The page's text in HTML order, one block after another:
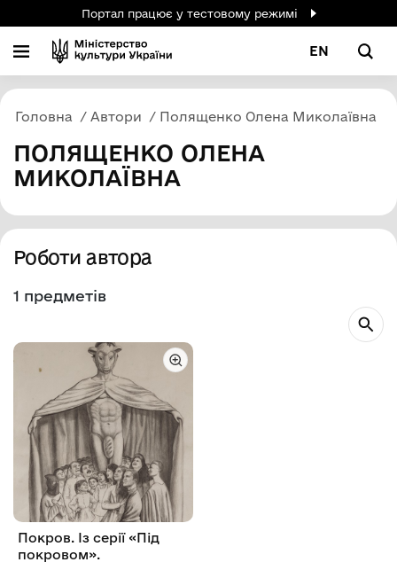
Портал працює у тестовому режимі
EN
Головна Автори Полященко Олена Миколаївна
ПОЛЯЩЕНКО ОЛЕНА
МИКОЛАЇВНА
Роботи автора
1 предметів
Покров. Із серії «Під
покровом».